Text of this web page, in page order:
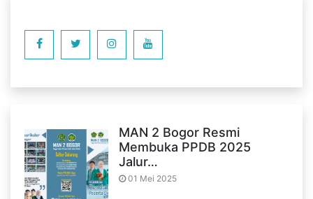
MAN 2 Bogor Resmi
Membuka PPDB 2025
Jalur…
01 Mei 2025